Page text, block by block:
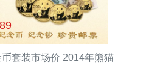
套装市场价 2014年熊猫